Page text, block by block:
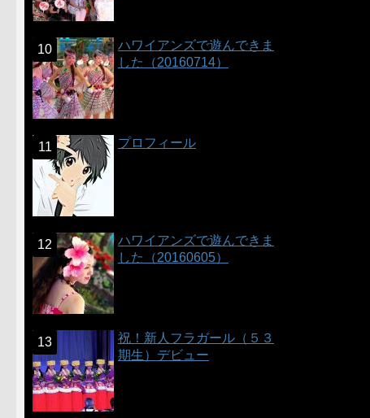
ハワイアンズで遊んできま
した（20160714）
プロフィール
ハワイアンズで遊んできま
した（20160605）
祝！新人フラガール（５３
期生）デビュー